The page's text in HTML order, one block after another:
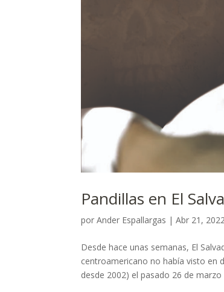
Pandillas en El
porAnder Espallargas |Abr 21,
Desde hace unas semanas, El
centroamericano no había visto en
desde 2002) el pasado 26 de marzo